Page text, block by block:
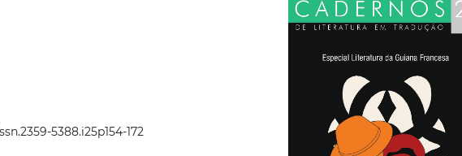
5388.i25p154-172